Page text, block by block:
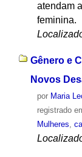
atendam
feminina.
Gênero e
Novos
por Maria
registrado
Mulheres,